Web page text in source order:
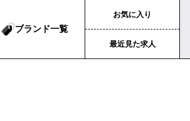
ブランド一覧
お気に入り
最近見た求人